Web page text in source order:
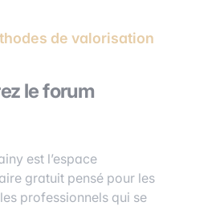
de valorisation
le forum
est l’espace
gratuit pensé pour les
professionnels qui se